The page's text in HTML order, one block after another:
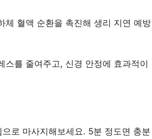
체 혈액 순환을 촉진해 생리 지연 예방
스를 줄여주고, 신경 안정에 효과적이
로 마사지해보세요. 5분 정도면 충분